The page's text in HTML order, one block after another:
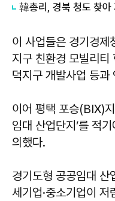
이 사업들은 경기경
지구 친환경 모빌리티
덕지구 개발사업 등과
이어 평택 포승(BIX)
임대 산업단지’를 적
의했다.
경기도형 공공임대 산
세기업·중소기업이